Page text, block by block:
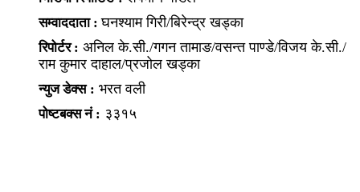
सम्वाददाता :घनश्याम गिरी/बिरेन्द्र खड्का
रिपोर्टर : अनिल के.सी./गगन तामाङ/वसन्त पाण्डे/विजय के.सी./
राम कुमार दाहाल/प्रजोल खड्का
न्युज डेक्स : भरत वली
पोष्‍टबक्स नं : ३३१५